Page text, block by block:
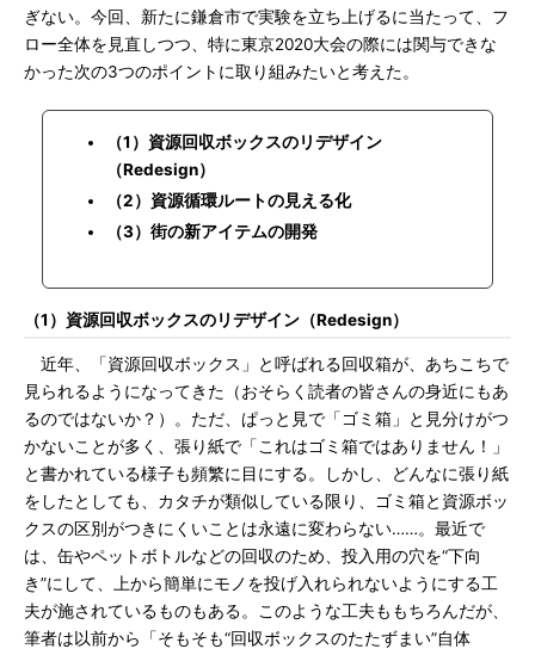
ぎない。今回、新たに鎌倉市で実験を立ち上げるに当たって、フ
ロー全体を見直しつつ、特に東京2020大会の際には関与できな
かった次の3つのポイントに取り組みたいと考えた。
（1）資源回収ボックスのリデザイン
（Redesign）
（2）資源循環ルートの見える化
（3）街の新アイテムの開発
（1）資源回収ボックスのリデザイン（Redesign）
近年、「資源回収ボックス」と呼ばれる回収箱が、あちこちで
見られるようになってきた（おそらく読者の皆さんの身近にもあ
るのではないか？）。ただ、ぱっと見で「ゴミ箱」と見分けがつ
かないことが多く、張り紙で「これはゴミ箱ではありません！」
と書かれている様子も頻繁に目にする。しかし、どんなに張り紙
をしたとしても、カタチが類似している限り、ゴミ箱と資源ボッ
クスの区別がつきにくいことは永遠に変わらない……。最近で
は、缶やペットボトルなどの回収のため、投入用の穴を“下向
き”にして、上から簡単にモノを投げ入れられないようにする工
夫が施されているものもある。このような工夫ももちろんだが、
筆者は以前から「そもそも“回収ボックスのたたずまい”自体